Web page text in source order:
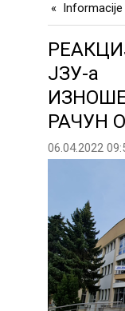
Informacije
РАЧУН
06.04.2022